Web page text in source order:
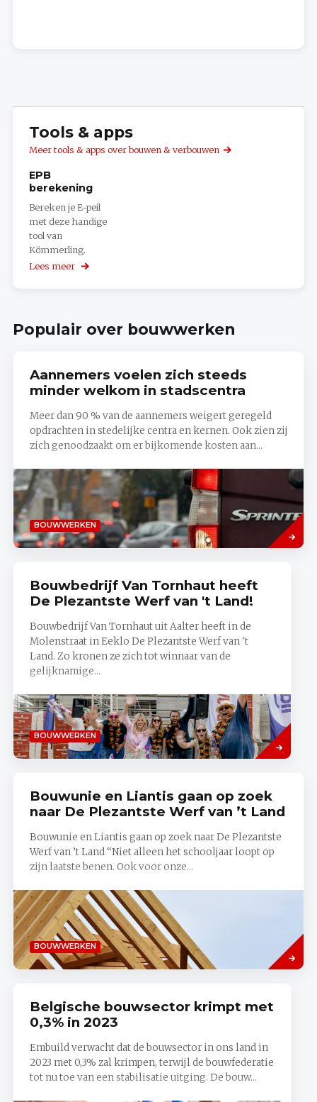
Tools & apps
Meer tools & apps over bouwen & verbouwen
EPB
berekening
Bereken je E-peil
met deze handige
tool van
Kömmerling.
Lees meer over
Populair over bouwwerken
Aannemers voelen zich steeds
minder welkom in stadscentra
Meer dan 90 % van de aannemers weigert geregeld
opdrachten in stedelijke centra en kernen. Ook zien zij
zich genoodzaakt om er bijkomende kosten aan...
BOUWWERKEN
Lees
meer
Bouwbedrijf Van Tornhaut heeft
De Plezantste Werf van 't Land!
Bouwbedrijf Van Tornhaut uit Aalter heeft in de
Molenstraat in Eeklo De Plezantste Werf van 't
Land. Zo kronen ze zich tot winnaar van de
gelijknamige...
BOUWWERKEN
Lees
meer
Bouwunie en Liantis gaan op zoek
naar De Plezantste Werf van ’t Land
Bouwunie en Liantis gaan op zoek naar De Plezantste
Werf van ’t Land “Niet alleen het schooljaar loopt op
zijn laatste benen. Ook voor onze...
BOUWWERKEN
meer
Belgische bouwsector krimpt met
0,3% in 2023
Embuild verwacht dat de bouwsector in ons land in
2023 met 0,3% zal krimpen, terwijl de bouwfederatie
tot nu toe van een stabilisatie uitging. De bouw...